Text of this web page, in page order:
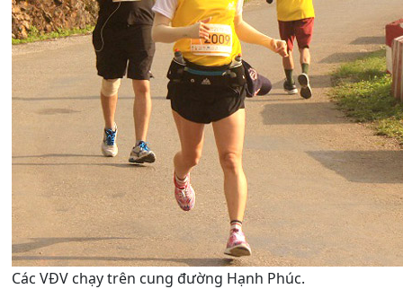
Các VĐV chạy trên cung đường Hạnh Phúc.